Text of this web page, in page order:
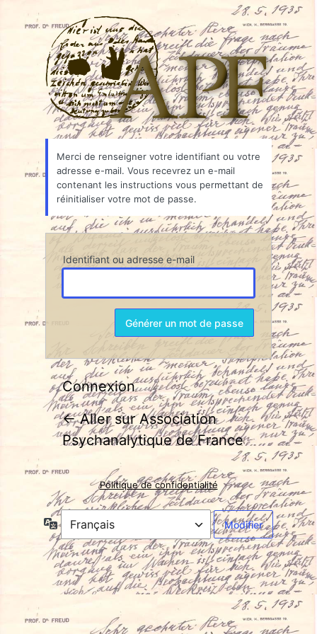
passe
oublié
Merci de renseigner votre identifiant ou votre
adresse e-mail. Vous recevrez un e-mail
contenant les instructions vous permettant de
réinitialiser votre mot de passe.
Identifiant ou adresse e-mail
Connexion
← Aller sur Association
Psychanalytique de France
Politique de confidentialité
Langue